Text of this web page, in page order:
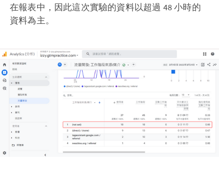
在報表中，因此這次實驗的資料以超過 48 小時的
資料為主。